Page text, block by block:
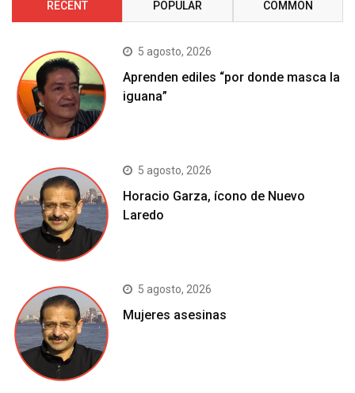
RECENT POPULAR COMMON
5 agosto, 2026
Aprenden ediles “por donde masca la
iguana”
5 agosto, 2026
Horacio Garza, ícono de Nuevo
Laredo
5 agosto, 2026
Mujeres asesinas